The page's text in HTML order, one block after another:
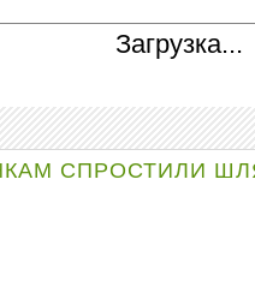
Загрузка...
СПРОСТИЛИ